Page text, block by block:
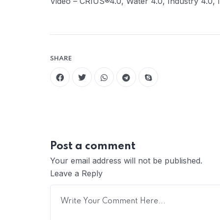
SHARE
Post a comment
Your email address will not be published.
Leave a Reply